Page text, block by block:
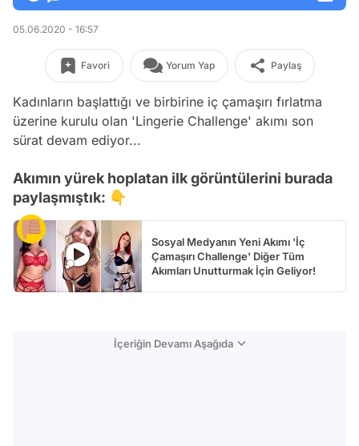
05.06.2020 - 16:57
Favori Yorum Yap Paylaş
Kadınların başlattığı ve birbirine iç çamaşırı fırlatma
üzerine kurulu olan 'Lingerie Challenge' akımı son
sürat devam ediyor...
Akımın yürek hoplatan ilk görüntülerini burada
paylaşmıştık: 👇
Sosyal Medyanın Yeni Akımı 'İç
Çamaşırı Challenge' Diğer Tüm
Akımları Unutturmak İçin Geliyor!
İçeriğin Devamı Aşağıda